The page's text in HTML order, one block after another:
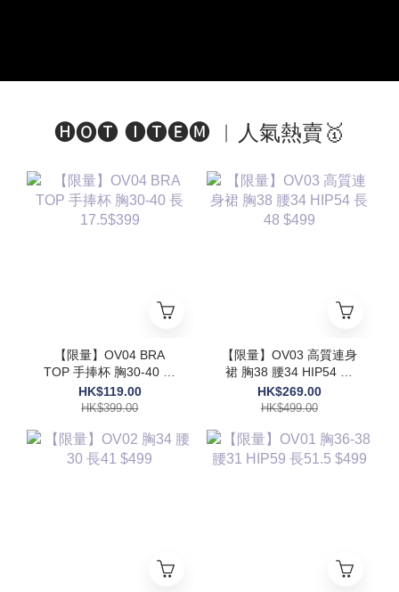
🅗🅞🅣 🅘🅣🅔🅜 ︱人氣熱賣🥇
【限量】OV04 BRA
TOP 手捧杯 胸30-40 長
17.5$399
HK$119.00
HK$399.00
【限量】OV03 高質連身
裙 胸38 腰34 HIP54 長
48 $499
HK$269.00
HK$499.00